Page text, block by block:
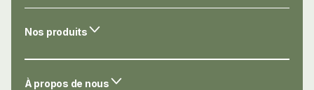
À propos de nous
Nos produits